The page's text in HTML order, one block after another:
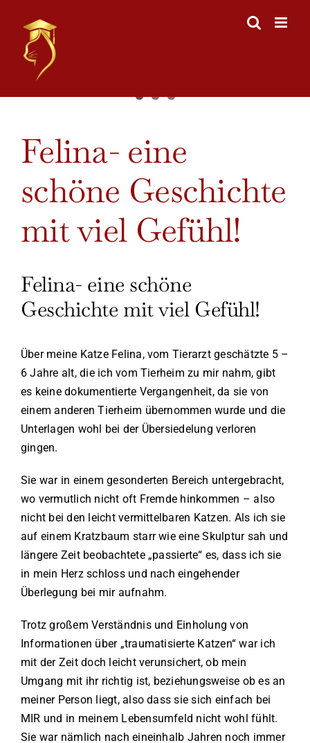
content
Larger
Image
Felina- eine
schöne Geschichte
mit viel Gefühl!
Felina- eine schöne
Geschichte mit viel Gefühl!
Über meine Katze Felina, vom Tierarzt geschätzte 5 –
6 Jahre alt, die ich vom Tierheim zu mir nahm, gibt
es keine dokumentierte Vergangenheit, da sie von
einem anderen Tierheim übernommen wurde und die
Unterlagen wohl bei der Übersiedelung verloren
gingen.
Sie war in einem gesonderten Bereich untergebracht,
wo vermutlich nicht oft Fremde hinkommen – also
nicht bei den leicht vermittelbaren Katzen. Als ich sie
auf einem Kratzbaum starr wie eine Skulptur sah und
längere Zeit beobachtete „passierte“ es, dass ich sie
in mein Herz schloss und nach eingehender
Überlegung bei mir aufnahm.
Trotz großem Verständnis und Einholung von
Informationen über „traumatisierte Katzen“ war ich
mit der Zeit doch leicht verunsichert, ob mein
Umgang mit ihr richtig ist, beziehungsweise ob es an
meiner Person liegt, also dass sie sich einfach bei
MIR und in meinem Lebensumfeld nicht wohl fühlt.
Sie war nämlich nach eineinhalb Jahren noch immer